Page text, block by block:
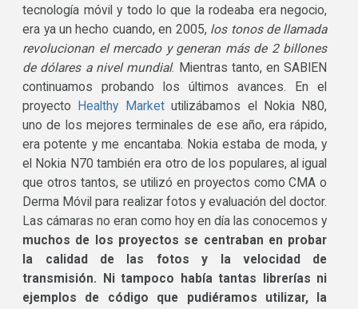
tecnología móvil y todo lo que la rodeaba era negocio,
era ya un hecho cuando, en 2005, los tonos de llamada
revolucionan el mercado y generan más de 2 billones
de dólares a nivel mundial. Mientras tanto, en SABIEN
continuamos probando los últimos avances. En el
proyecto
Healthy Marketutilizábamos el Nokia N80,
uno de los mejores terminales de ese año, era rápido,
era potente y me encantaba. Nokia estaba de moda, y
el Nokia N70 también era otro de los populares, al igual
que otros tantos, se utilizó en proyectos como CMA o
Derma Móvil para realizar fotos y evaluación del doctor.
Las cámaras no eran como hoy en día las conocemos y
muchos de los proyectos se centraban en probar
la calidad de las fotos y la velocidad de
transmisión. Ni tampoco había tantas librerías ni
ejemplos de código que pudiéramos utilizar, la